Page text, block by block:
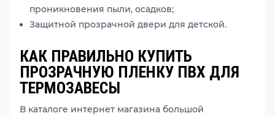
проникновения пыли, осадков;
Защитной прозрачной двери для детской.
КАК ПРАВИЛЬНО КУПИТЬ
ПРОЗРАЧНУЮ ПЛЕНКУ ПВХ ДЛЯ
ТЕРМОЗАВЕСЫ
В каталоге интернет магазина большой